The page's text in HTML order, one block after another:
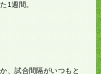
1週間。
、試合間隔がいつもと